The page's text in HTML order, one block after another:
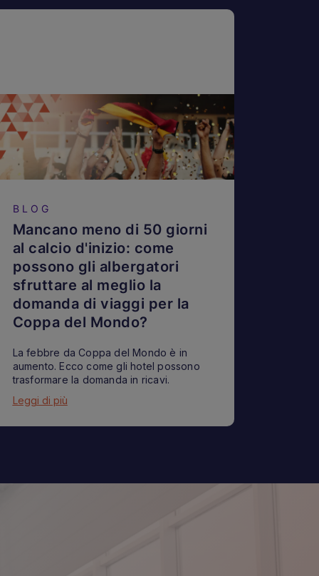
BLOG
Mancano meno di 50 giorni
al calcio d'inizio: come
possono gli albergatori
sfruttare al meglio la
domanda di viaggi per la
Coppa del Mondo?
La febbre da Coppa del Mondo è in
aumento. Ecco come gli hotel possono
trasformare la domanda in ricavi.
Leggi di più